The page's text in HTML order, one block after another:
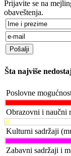
Prijavite se na
obaveštenja.
Šta najviše
Poslovne
Obrazovni i naučni
Kulturni sadržaji
Zabavni sadržaji i